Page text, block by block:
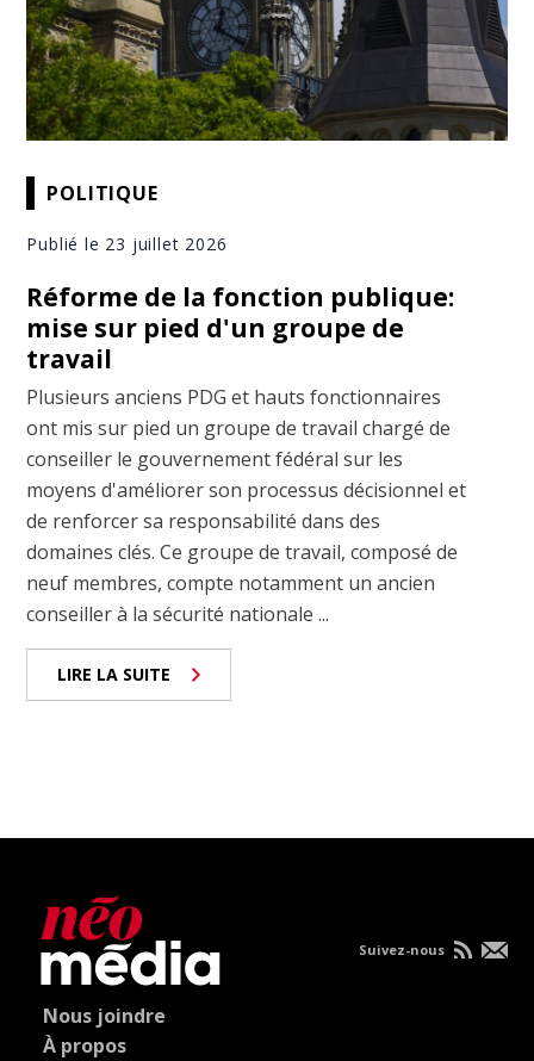
POLITIQUE
Publié le 23 juillet 2026
Réforme de la fonction publique:
mise sur pied d'un groupe de
travail
Plusieurs anciens PDG et hauts fonctionnaires
ont mis sur pied un groupe de travail chargé de
conseiller le gouvernement fédéral sur les
moyens d'améliorer son processus décisionnel et
de renforcer sa responsabilité dans des
domaines clés. Ce groupe de travail, composé de
neuf membres, compte notamment un ancien
conseiller à la sécurité nationale ...
LIRE LA SUITE
Nous joindre
À propos
Suivez-nous